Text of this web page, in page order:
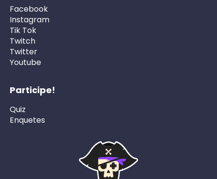
Facebook
Instagram
Tik Tok
Twitch
Twitter
Youtube
Participe!
Quiz
Enquetes